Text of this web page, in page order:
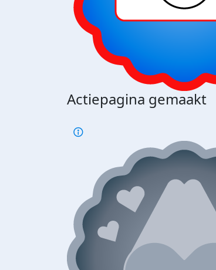
Actiepagina gemaakt